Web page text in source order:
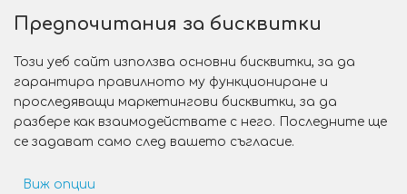
Специални предложения
Защо да изберете Victoria Gold&Silver?
Как да изберем годежен пръстен?
Предпочитания за бисквитки
Този уеб сайт използва основни бисквитки, за да
гарантира правилното му функциониране и
проследяващи маркетингови бисквитки, за да
разбере как взаимодействате с него. Последните ще
се задават само след вашето съгласие.
Виж опции